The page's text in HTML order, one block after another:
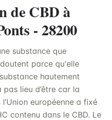
de CBD à
- 28200
substance que
parce qu'elle
hautement
pas lieu d’être car la
européenne a fixé
contenu dans le CBD. Le